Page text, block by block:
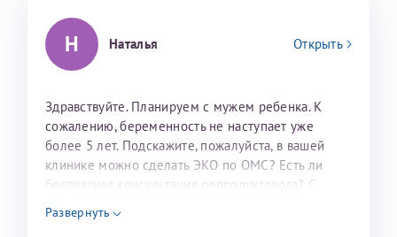
Александра
Хотелось бы выразить благодарность Темирбулатову
Н Наталья Открыть
Здравствуйте. Планируем с мужем ребенка. К
сожалению, беременность не наступает уже
более 5 лет. Подскажите, пожалуйста, в вашей
клинике можно сделать ЭКО по ОМС? Есть ли
бесплатная консультация репродуктолога? С
уважением, Наталья Баранова.
Развернуть